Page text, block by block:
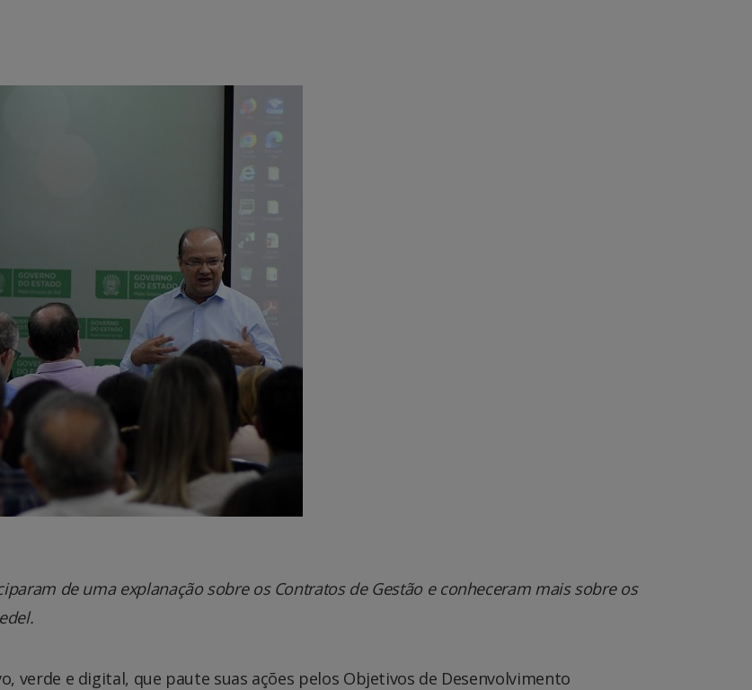
de uma explanação sobre os Contratos de Gestão e conheceram mais sobre os
verde e digital, que paute suas ações pelos Objetivos de Desenvolvimento